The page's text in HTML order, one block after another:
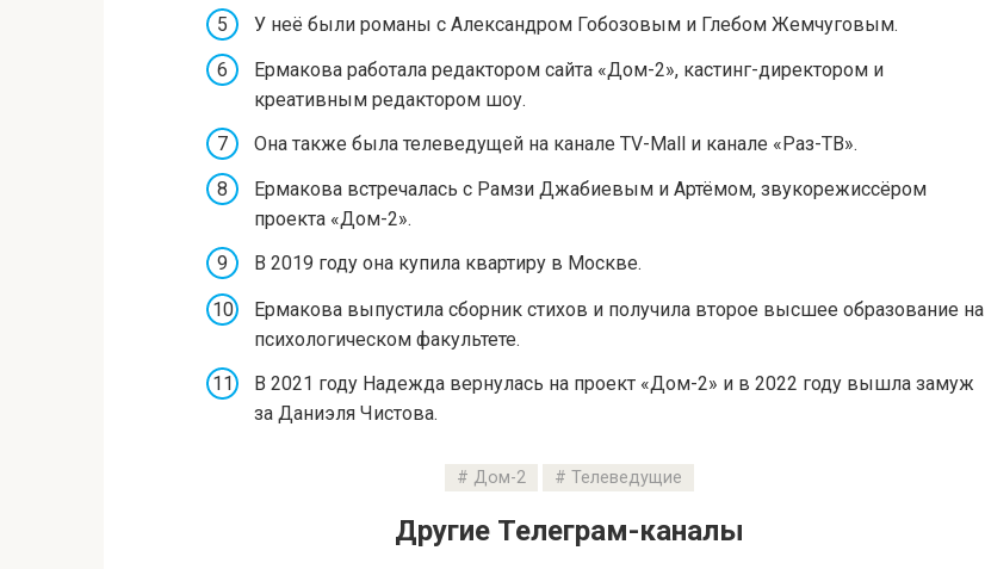
У неё были романы с Александром Гобозовым и Глебом Жемчуговым.
Ермакова работала редактором сайта «Дом-2», кастинг-директором и
креативным редактором шоу.
Она также была телеведущей на канале TV-Mall и канале «Раз-ТВ».
Ермакова встречалась с Рамзи Джабиевым и Артёмом, звукорежиссёром
проекта «Дом-2».
В 2019 году она купила квартиру в Москве.
Ермакова выпустила сборник стихов и получила второе высшее образование на
психологическом факультете.
В 2021 году Надежда вернулась на проект «Дом-2» и в 2022 году вышла замуж
за Даниэля Чистова.
Дом-2 Телеведущие
Другие Телеграм-каналы